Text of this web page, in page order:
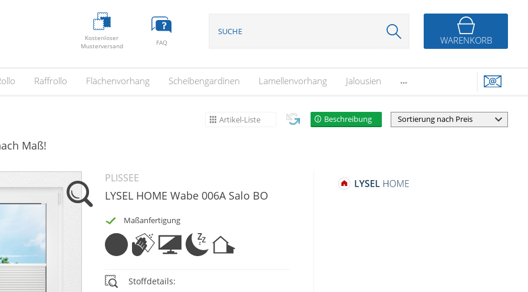
Kostenloser
Musterversand
FAQ WARENKORB
Raffrollo Flächenvorhang Scheibengardinen Lamellenvorhang Jalousien ...
Artikel-Liste Beschreibung
Maß!
PLISSEE
LYSEL HOME Wabe 006A Salo BO
Maßanfertigung
Stoffdetails: